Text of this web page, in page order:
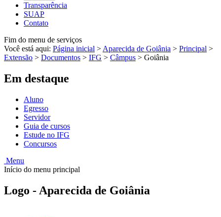
Transparência
SUAP
Contato
Fim do menu de serviços
Você está aqui: Página inicial >Aparecida de Goiânia > Principal >
Extensão > Documentos > IFG > Câmpus > Goiânia
Em destaque
Aluno
Egresso
Servidor
Guia de cursos
Estude no IFG
Concursos
Menu
Início do menu principal
Logo - Aparecida de Goiânia